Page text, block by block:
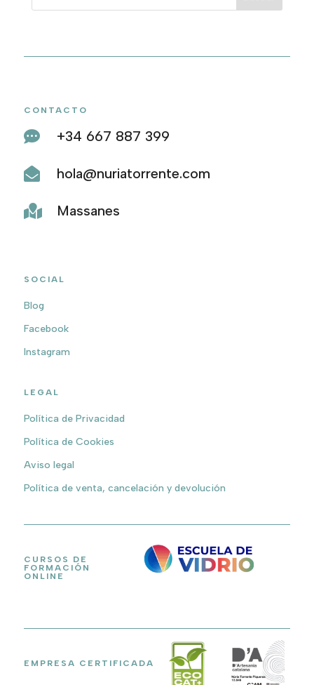
CONTACTO
 +34 667 887 399
 hola@nuriatorrente.com
 Massanes
SOCIAL
Blog
Facebook
Instagram
LEGAL
Política de Privacidad
Política de Cookies
Aviso legal
Política de venta, cancelación y devolución
CURSOS DE
FORMACIÓN
ONLINE
EMPRESA CERTIFICADA